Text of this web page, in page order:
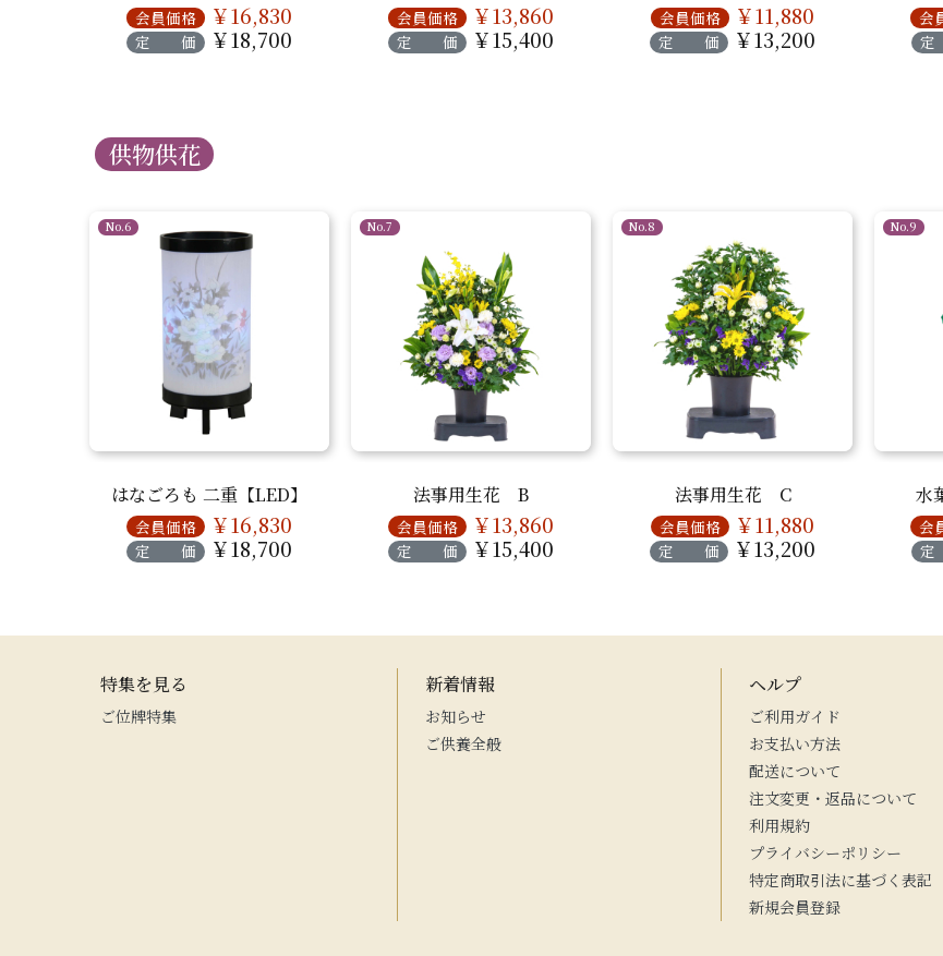
会員価格 ￥16,830
定 価 ￥18,700
会員価格 ￥13,860
定 価 ￥15,400
会員価格 ￥11,880
定 価 ￥13,200
会
供物供花
No.6
はなごろも 二重【LED】
会員価格 ￥16,830
定 価 ￥18,700
No.7
法事用生花 B
会員価格 ￥13,860
定 価 ￥15,400
No.8
法事用生花 C
会員価格 ￥11,880
定 価 ￥13,200
No.9
水
会
特集を見る
ご位牌特集
新着情報
お知らせ
ご供養全般
ヘルプ
ご利用ガイド
お支払い方法
配送について
注文変更・返品について
利用規約
プライバシーポリシー
特定商取引法に基づく表記
新規会員登録